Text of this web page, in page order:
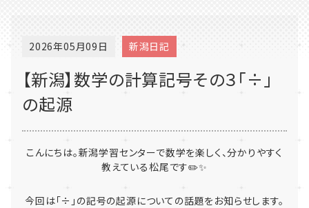
2026年05月09日 新潟日記
【新潟】数学の計算記号その３「÷」
の起源
こんにちは。新潟学習センターで数学を楽しく、分かりやすく
教えている松尾です✏️✨
今回は「÷」の記号の起源についての話題をお知らせします。